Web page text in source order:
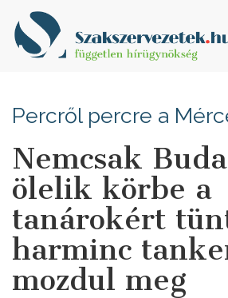
Percről percre a
Nemcsak
ölelik körbe a
tanárokért
harminc
mozdul meg